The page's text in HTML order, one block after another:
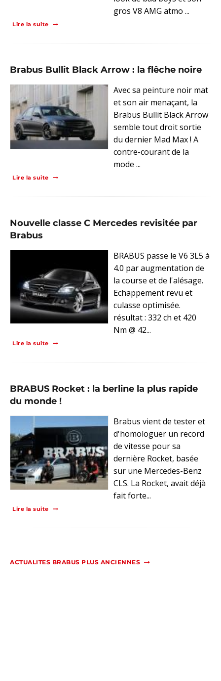
gros V8 AMG atmo ...
Lire la suite
Brabus Bullit Black Arrow : la flêche noire
Avec sa peinture noir mat
et son air menaçant, la
Brabus Bullit Black Arrow
semble tout droit sortie
du dernier Mad Max ! A
contre-courant de la
mode ...
Lire la suite
Nouvelle classe C Mercedes revisitée par
Brabus
BRABUS passe le V6 3L5 à
4.0 par augmentation de
la course et de l'alésage.
Echappement revu et
culasse optimisée.
résultat : 332 ch et 420
Nm @ 42...
Lire la suite
BRABUS Rocket : la berline la plus rapide
du monde !
Brabus vient de tester et
d'homologuer un record
de vitesse pour sa
dernière Rocket, basée
sur une Mercedes-Benz
CLS. La Rocket, avait déjà
fait forte...
Lire la suite
ACTUALITES BRABUS PLUS ANCIENNES